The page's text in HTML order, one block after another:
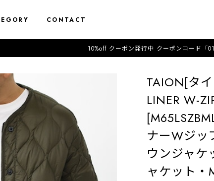
CONTACT
10%off クーポン発行中 クーポンコード「0131」12時ま
TAION[タ
LINER W-
ナーWジッ
ウンジャケ
ャケット・